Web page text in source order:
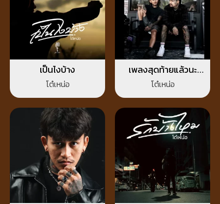
เป็นไงบ้าง
โต๋เหน่อ
เพลงสุดท้ายแล้วนะ
Happy new life
โต๋เหน่อ